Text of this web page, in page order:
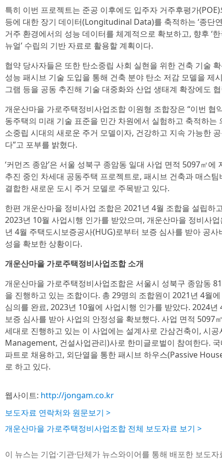
특히 이번 프로젝트는 준공 이후에도 입주자 거주후평가
등에 대한 장기 데이터(Longitudinal Data)를 축적하는 ‘종단
거주 환경에서의 성능 데이터를 체계적으로 확보하고, 향후 ‘
뉴얼’ 수립의 기반 자료로 활용할 계획이다.
협약 당사자들은 또한 탄소중립 사회 실현을 위한 건축 기술
성능 패시브 기술 도입을 통해 건축 분야 탄소 저감 모델을 제
그램 등을 공동 추진해 기술 대중화와 산업 생태계 확장에도
개운산마을 가로주택정비사업조합 이원형 조합장은 “이번 협
동주택의 미래 기술 표준을 민간 차원에서 실험하고 축적하는
소중립 시대의 새로운 주거 모델이자, 건강하고 지속 가능한
다”고 포부를 밝혔다.
‘커먼즈 종암’은 서울 성북구 종암동 일대 사업 면적 5097㎡
추진 중인 차세대 공동주택 프로젝트로, 패시브 건축과 매스
결합한 새로운 도시 주거 모델로 주목받고 있다.
한편 개운산마을 정비사업 조합은 2021년 4월 조합을 설립하
2023년 10월 사업시행 인가를 받았으며, 개운산마을 정비사
년 4월 주택도시보증공사(HUG)로부터 보증 심사를 받아 공
성을 확보한 상황이다.
개운산마을 가로주택정비사업조합 소개
개운산마을 가로주택정비사업조합은 서울시 성북구 종암동
을 진행하고 있는 조합이다. 총 29명의 조합원이 2021년 4월
심의를 완료, 2023년 10월에 사업시행 인가를 받았다. 2024
보증 심사를 받아 사업의 안정성을 확보했다. 사업 면적 5097
세대로 진행하고 있는 이 사업에는 설계사로 간삼건축이, 시
Management, 건설사업관리)사로 한미글로벌이 참여한다.
파트로 채용하고, 외단열을 통한 패시브 하우스(Passive
로 하고 있다.
웹사이트: http://jongam.co.kr
보도자료 연락처와 원문보기 >
개운산마을 가로주택정비사업조합 전체 보도자료 보기 >
이 뉴스는 기업·기관·단체가 뉴스와이어를 통해 배포한 보도